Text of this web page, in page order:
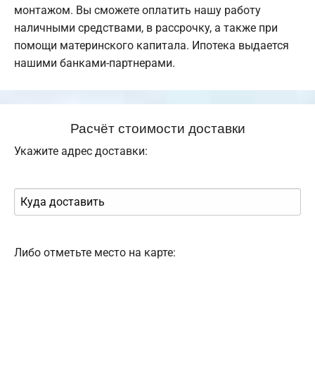
монтажом. Вы сможете оплатить нашу работу
наличными средствами, в рассрочку, а также при
помощи материнского капитала. Ипотека выдается
нашими банками-партнерами.
Расчёт стоимости доставки
Укажите адрес доставки:
Либо отметьте место на карте: